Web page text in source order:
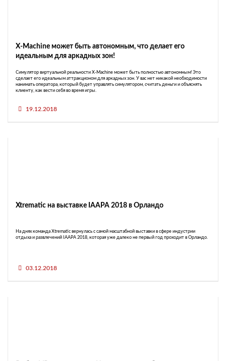
X-Machine может быть автономным, что делает его
идеальным для аркадных зон!
Симулятор виртуальной реальности X-Machine может быть полностью автономным! Это
сделает его идеальным аттракционом для аркадных зон. У вас нет никакой необходимости
нанимать оператора, который будет управлять симулятором, считать деньги и объяснять
клиенту, как вести себя во время игры.
19.12.2018
Xtrematic на выставке IAAPA 2018 в Орландо
На днях команда Xtrematic вернулась с самой масштабной выставки в сфере индустрии
отдыха и развлечений IAAPA 2018, которая уже далеко не первый год проходит в Орландо.
03.12.2018